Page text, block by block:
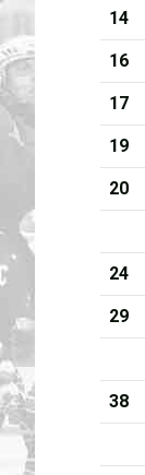
14
16
17
19
20
24
29
38